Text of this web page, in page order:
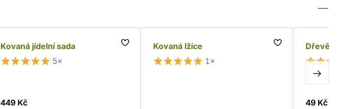
Kovaná jídelní sada
5×
449 Kč
Kovaná lžíce
1×
49 Kč